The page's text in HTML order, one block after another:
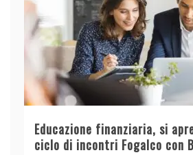
Educazione finanziaria, si
ciclo di incontri Fogalco con